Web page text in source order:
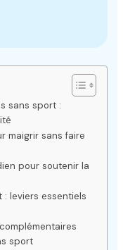
sans sport :
maigrir sans faire
pour soutenir la
: leviers essentiels
sport